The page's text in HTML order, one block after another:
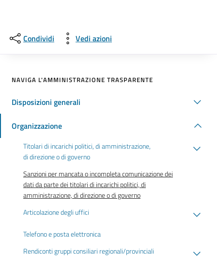
Condividi Vedi azioni
NAVIGA L'AMMINISTRAZIONE TRASPARENTE
Disposizioni generali
Organizzazione
Titolari di incarichi politici, di amministrazione,
di direzione o di governo
Sanzioni per mancata o incompleta comunicazione dei
dati da parte dei titolari di incarichi politici, di
amministrazione, di direzione o di governo
Articolazione degli uffici
Telefono e posta elettronica
Rendiconti gruppi consiliari regionali/provinciali